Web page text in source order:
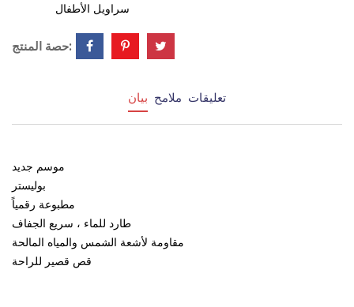
سراويل الأطفال
حصة المنتج:
بيان ملامح تعليقات
موسم جديد
بوليستر
مطبوعة رقمياً
طارد للماء ، سريع الجفاف
مقاومة لأشعة الشمس والمياه المالحة
قص قصير للراحة